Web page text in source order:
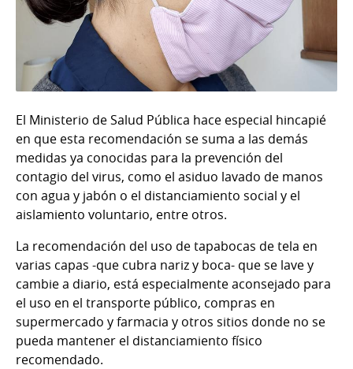
El Ministerio de Salud Pública hace especial hincapié
en que esta recomendación se suma a las demás
medidas ya conocidas para la prevención del
contagio del virus, como el asiduo lavado de manos
con agua y jabón o el distanciamiento social y el
aislamiento voluntario, entre otros.
La recomendación del uso de tapabocas de tela en
varias capas -que cubra nariz y boca- que se lave y
cambie a diario, está especialmente aconsejado para
el uso en el transporte público, compras en
supermercado y farmacia y otros sitios donde no se
pueda mantener el distanciamiento físico
recomendado.